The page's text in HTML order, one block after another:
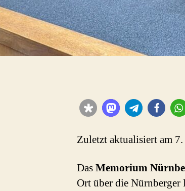
Zuletzt aktualisiert am
DasMemorium
Ort über die Nürnberger